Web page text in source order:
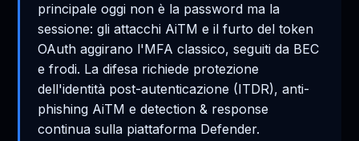
principale oggi non è la password ma la
sessione: gli attacchi AiTM e il furto del token
OAuth aggirano l'MFA classico, seguiti da BEC
e frodi. La difesa richiede protezione
dell'identità post-autenticazione (ITDR), anti-
phishing AiTM e detection & response
continua sulla piattaforma Defender.